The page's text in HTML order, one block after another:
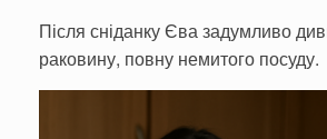
Після сніданку Єва задумливо
раковину, повну немитого посуду.